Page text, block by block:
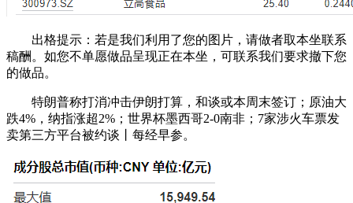
出格提示：若是我们利用了您的图片，请做者取本坐联系
稿酬。如您不单愿做品呈现正在本坐，可联系我们要求撤下您
的做品。
特朗普称打消冲击伊朗打算，和谈或本周末签订；原油大
跌4%，纳指涨超2%；世界杯墨西哥2-0南非；7家涉火车票发
卖第三方平台被约谈丨每经早参。